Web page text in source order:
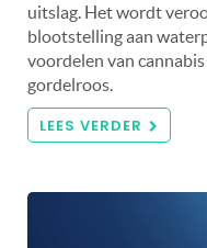
uitslag. Het wordt
blootstelling aan
voordelen van
gordelroos.
LEES VERDER